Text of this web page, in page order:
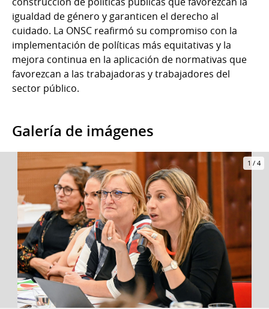
igualdad de género y garanticen el derecho al
cuidado. La ONSC reafirmó su compromiso con la
implementación de políticas más equitativas y la
mejora continua en la aplicación de normativas que
favorezcan a las trabajadoras y trabajadores del
sector público.
Galería de imágenes
1 / 4